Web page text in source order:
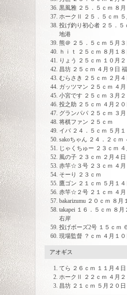
黒風雅 ２５．５ｃｍ ８
ホークⅡ ２５．５ｃｍ
投げ釣り初心者 ２５．
地港
熊＠ ２５．５ｃｍ ５月
ｈｉｔ ２５ｃｍ ８月１
りょう ２５ｃｍ １０月
昌坊 ２５ｃｍ ４月９日
むらさき ２５ｃｍ ２月
ガッツマン ２５ｃｍ ４
小宮です ２５ｃｍ ３月
投之助 ２５ｃｍ ４月２
グランパパ ２５ｃｍ ３
将棋ファン ２５ｃｍ
イバ ２４．５ｃｍ ５月
sakoちゃん ２４．２ｃｍ
じゃくちゅー ２３ｃｍ
風の子 ２３ｃｍ ２月４
赤竿☆３号 ２３ｃｍ ４
そーり ２３ｃｍ
鷹ゴン ２１ｃｍ ５月１
赤竿☆２号 ２１ｃｍ ４
bakarizumu ２０ｃｍ ８
takapei １６．５ｃｍ ８
右岸
投げボーズ2号 １５ｃｍ
現場監督 ？ｃｍ ４月１
アオギス
てら ２６ｃｍ １１月４
ホークⅡ ２２ｃｍ ４月２
昌坊 ２１ｃｍ ５月２０